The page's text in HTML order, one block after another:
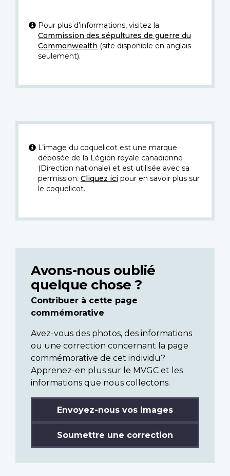
Pour plus d’informations, visitez la
Commission des sépultures de guerre du
Commonwealth (site disponible en anglais
seulement).
L’image du coquelicot est une marque
déposée de la Légion royale canadienne
(Direction nationale) et est utilisée avec sa
permission. Cliquez icipour en savoir plus sur
le coquelicot.
Avons-nous oublié
quelque chose ?
Contribuer à cette page
commémorative
Avez-vous des photos, des informations
ou une correction concernant la page
commémorative de cet individu?
Apprenez-en plus sur le MVGC et les
informations que nous collectons.
Envoyez-nous vos images
Soumettre une correction